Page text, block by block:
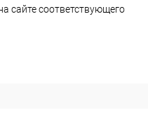
сайте соответствующего